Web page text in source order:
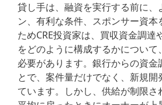
貸し手は、融資を実行する前に、
ン、有利な条件、スポンサー資
ためCRE投資家は、買収資金調達
をどのように構成するかについて
必要があります。銀行からの資金
とで、案件量だけでなく、新規開
ています。しかし、供給が制限